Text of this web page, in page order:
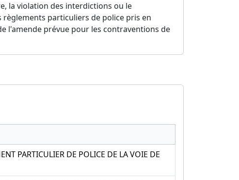
la violation des interdictions ou le
particuliers de police pris en
l'amende prévue pour les contraventions de
PARTICULIER DE POLICE DE LA VOIE DE